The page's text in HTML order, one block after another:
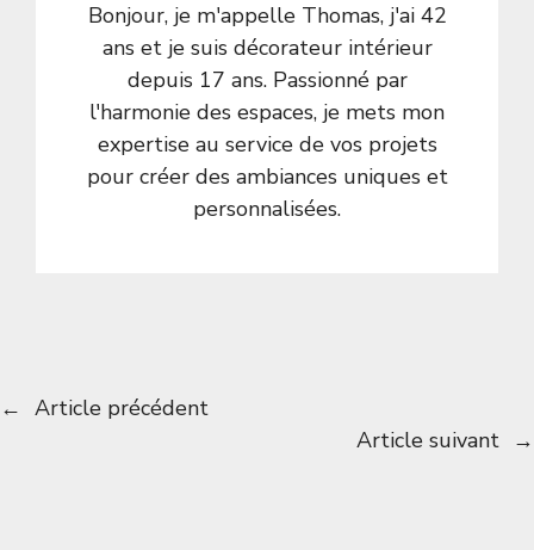
Bonjour, je m'appelle Thomas, j'ai 42
ans et je suis décorateur intérieur
depuis 17 ans. Passionné par
l'harmonie des espaces, je mets mon
expertise au service de vos projets
pour créer des ambiances uniques et
personnalisées.
← Article précédent
Article suivant →